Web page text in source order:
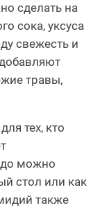
сделать на
сока, уксуса
свежесть и
травы,
тех, кто
можно
стол или как
также